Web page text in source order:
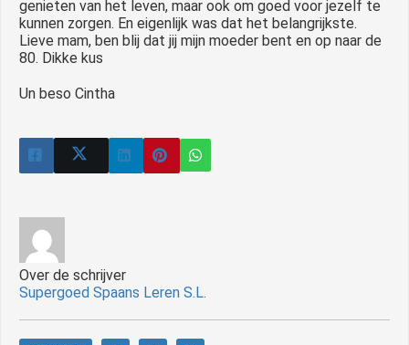
genieten van het leven, maar ook om goed voor jezelf te
kunnen zorgen. En eigenlijk was dat het belangrijkste.
Lieve mam, ben blij dat jij mijn moeder bent en op naar de
80. Dikke kus
Un beso Cintha
Over de schrijver
Supergoed Spaans Leren S.L.